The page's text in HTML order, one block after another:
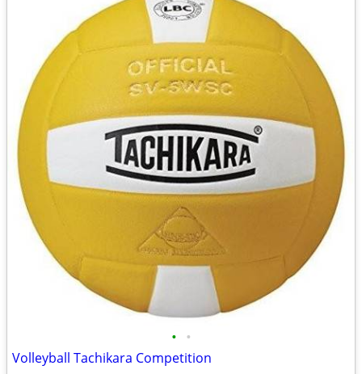
• •
Volleyball Tachikara Competition